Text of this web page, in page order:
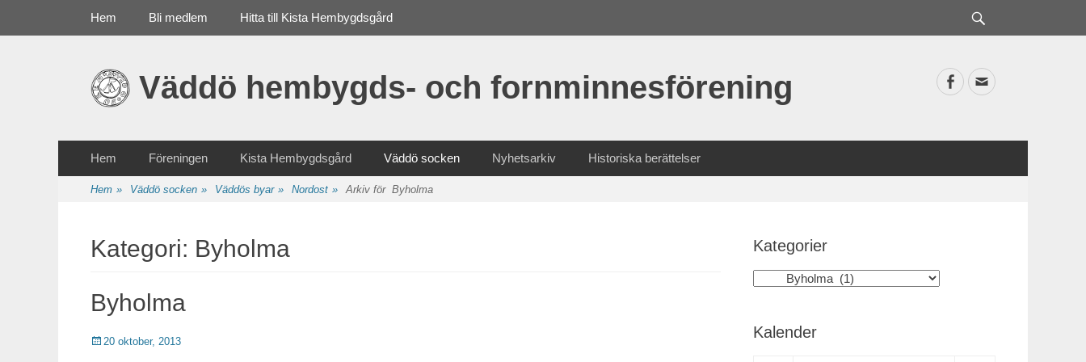
Väddö hembygds- och fornminnesförening Facebook
E-
Primär meny
Hem Bli medlem Hitta till Kista Hembygdsgård
Sekundär meny
innehåll
Hem Föreningen Kista Hembygdsgård Väddö socken Nyhetsarkiv Historiska berättelser
Hem » Väddö socken » Väddös byar » Nordost » Arkiv för Byholma
Kategori: Byholma
Byholma
Publicerat
20 oktober, 2013
Kategorier
Kategorier
Kalender